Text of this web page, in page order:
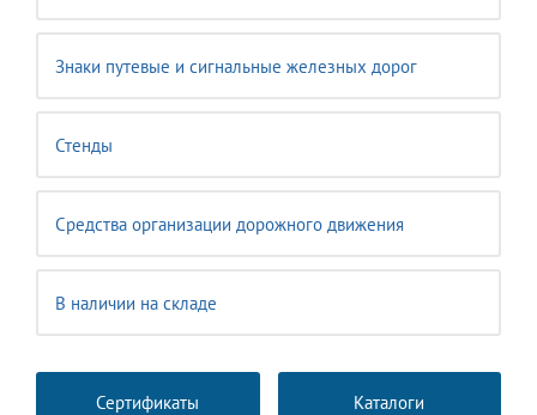
Знаки путевые и сигнальные железных дорог
Стенды
Средства организации дорожного движения
В наличии на складе
Сертификаты Каталоги